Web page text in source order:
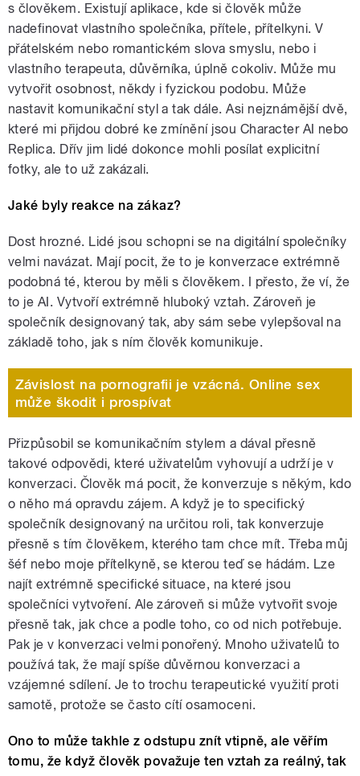
s člověkem. Existují aplikace, kde si člověk může
nadefinovat vlastního společníka, přítele, přítelkyni. V
přátelském nebo romantickém slova smyslu, nebo i
vlastního terapeuta, důvěrníka, úplně cokoliv. Může mu
vytvořit osobnost, někdy i fyzickou podobu. Může
nastavit komunikační styl a tak dále. Asi nejznámější dvě,
které mi přijdou dobré ke zmínění jsou Character AI nebo
Replica. Dřív jim lidé dokonce mohli posílat explicitní
fotky, ale to už zakázali.
Jaké byly reakce na zákaz?
Dost hrozné. Lidé jsou schopni se na digitální společníky
velmi navázat. Mají pocit, že to je konverzace extrémně
podobná té, kterou by měli s člověkem. I přesto, že ví, že
to je AI. Vytvoří extrémně hluboký vztah. Zároveň je
společník designovaný tak, aby sám sebe vylepšoval na
základě toho, jak s ním člověk komunikuje.
Závislost na pornografii je vzácná. Online sex
může škodit i prospívat
Přizpůsobil se komunikačním stylem a dával přesně
takové odpovědi, které uživatelům vyhovují a udrží je v
konverzaci. Člověk má pocit, že konverzuje s někým, kdo
o něho má opravdu zájem. A když je to specifický
společník designovaný na určitou roli, tak konverzuje
přesně s tím člověkem, kterého tam chce mít. Třeba můj
šéf nebo moje přítelkyně, se kterou teď se hádám. Lze
najít extrémně specifické situace, na které jsou
společníci vytvoření. Ale zároveň si může vytvořit svoje
přesně tak, jak chce a podle toho, co od nich potřebuje.
Pak je v konverzaci velmi ponořený. Mnoho uživatelů to
používá tak, že mají spíše důvěrnou konverzaci a
vzájemné sdílení. Je to trochu terapeutické využití proti
samotě, protože se často cítí osamoceni.
Ono to může takhle z odstupu znít vtipně, ale věřím
tomu, že když člověk považuje ten vztah za reálný, tak